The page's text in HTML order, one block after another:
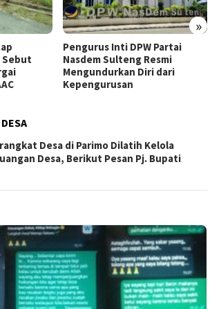
»
Sebut
Pengurus Inti DPW Partai
Nasdem Sulteng Resmi
Mengundurkan Diri dari
Kepengurusan
Desa di Parimo Dilatih Kelola
Desa, Berikut Pesan Pj. Bupati